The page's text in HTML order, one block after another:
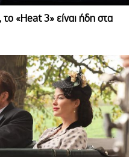
«Heat 3» είναι ήδη στα